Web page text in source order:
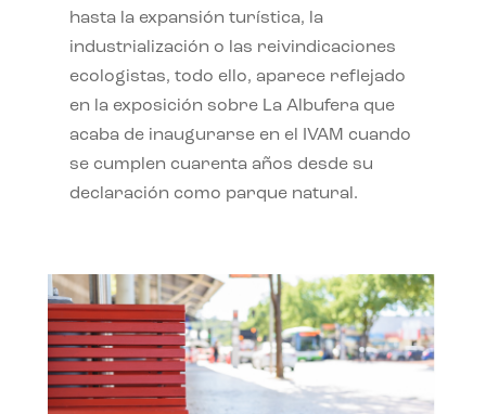
hasta la expansión turística, la
industrialización o las reivindicaciones
ecologistas, todo ello, aparece reflejado
en la exposición sobre La Albufera que
acaba de inaugurarse en el IVAM cuando
se cumplen cuarenta años desde su
declaración como parque natural.